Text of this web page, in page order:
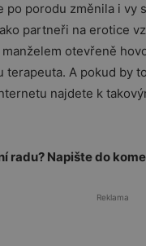
porodu změnila i vy
partneři na erotice
manželem otevřeně
terapeuta. A pokud by
najdete k
radu? Napište do
Reklama